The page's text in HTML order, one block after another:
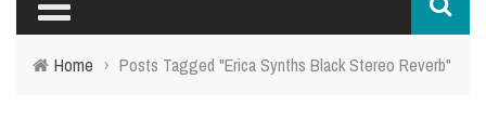
Home › Posts Tagged "Erica Synths Black Stereo Reverb"